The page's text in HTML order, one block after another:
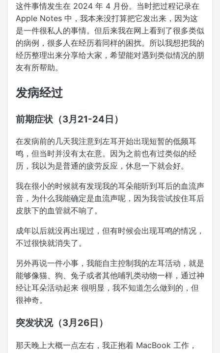
这件事情发生在 2024 年 4 月份。当时把过程记录在
Apple Notes 中，我本来没打算把它发出来，因为这
是一件很私人的事情。但后来我在网上看到了很多类似
的病例，很多人在经历着同样的困扰。所以我想把我的
经历整理出来分享给大家，希望能对遇到类似情况的朋
友有所帮助。
发病经过
前期症状（3月21-24日）
在发病前的几天我注意到左耳开始出现短暂的低频耳
鸣，但当时并没有太在意。因为之前也有过类似的经
历，我以为是普通的疲劳反应，休息一下就会好。
我在很小的时候就有发现我的耳朵能听到耳后的血流声
音，为什么我能确定是血流声呢，因为我尝试按住耳后
皮肤下的血管就不响了。
成年以后就没再出现过，但有时候会出现耳鸣的情况，
不过很快就消失了。
另外再说一件小事，我能自主控制我的左耳活动，就是
能够像猫、狗、兔子或者其他哺乳类动物一样，通过神
经让耳朵活动起来 很明显，我不知道怎么做到的，但
很神奇。
突发状况（3月26日）
那天晚上大概一点左右，我正抱着 MacBook 工作，